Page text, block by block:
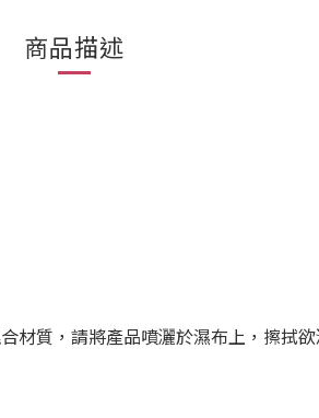
商品描述
質，請將產品噴灑於濕布上，擦拭